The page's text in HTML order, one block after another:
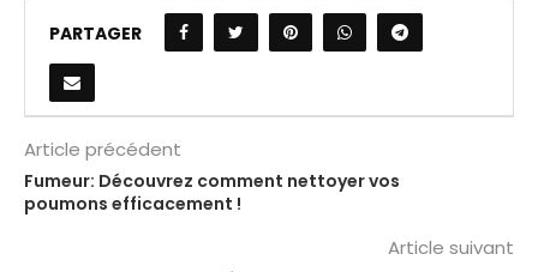
PARTAGER
Article précédent
Fumeur: Découvrez comment nettoyer vos
poumons efficacement !
Article suivant